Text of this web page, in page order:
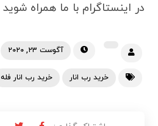
در اینستاگرام با ما همراه شوید mah.hosseinii@
آگوست ۲۳, ۲۰۲۰
خرید رب انار خرید رب انار فله